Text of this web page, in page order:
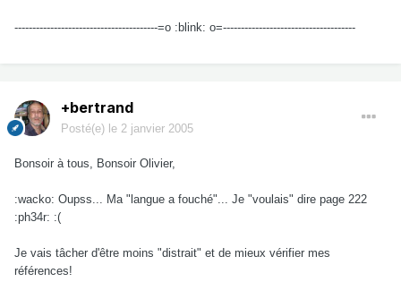
----------------------------------------=o :blink: o=-------------------------------------
+bertrand
Posté(e) le 2 janvier 2005
Bonsoir à tous, Bonsoir Olivier,
:wacko: Oupss... Ma "langue a fouché"... Je "voulais" dire page 222
:ph34r: :(
Je vais tâcher d'être moins "distrait" et de mieux vérifier mes
références!